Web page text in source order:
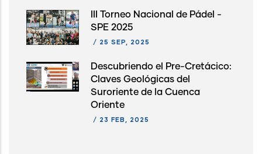
III Torneo Nacional de Pádel -
SPE 2025
/ 25 SEP, 2025
Descubriendo el Pre-Cretácico:
Claves Geológicas del
Suroriente de la Cuenca
Oriente
/ 23 FEB, 2025